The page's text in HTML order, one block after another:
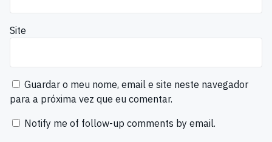
Site
Guardar o meu nome, email e site neste navegador
para a próxima vez que eu comentar.
Notify me of follow-up comments by email.